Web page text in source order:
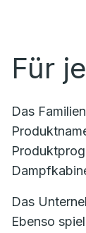
Für
Das
Das
Ebenso